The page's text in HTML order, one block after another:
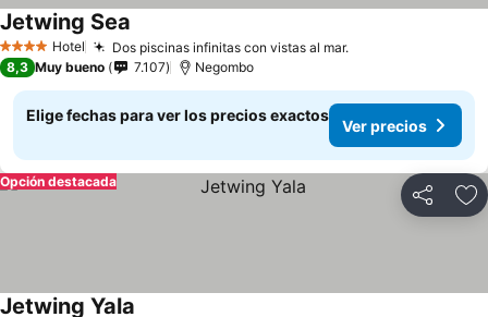
4 EstrellasHotel Dos piscinas infinitas con vistas al mar.
Jetwing Sea
8,3 Muy bueno 7.107 Negombo
Elige fechas para ver los precios exactos
Ver precios
Compartir
Opción destacada
Jetwing Yala